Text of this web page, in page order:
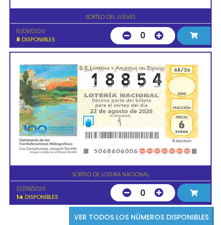
SORTEO DEL JUEVES
10/09/2026
8 DISPONIBLES 0
SORTEO DE LOTERIA NACIONAL
22/08/2026
14 DISPONIBLES 0
VER TODOS LOS NÚMEROS DISPONIBLES